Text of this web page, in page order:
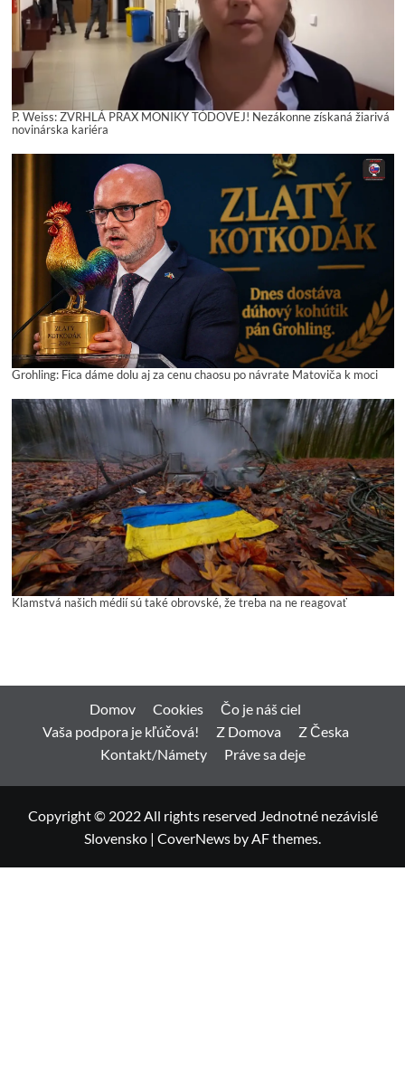
P. Weiss: ZVRHLÁ PRAX MONIKY TÓDOVEJ! Nezákonne získaná žiarivá
novinárska kariéra
Grohling: Fica dáme dolu aj za cenu chaosu po návrate Matoviča k moci
Klamstvá našich médií sú také obrovské, že treba na ne reagovať
Domov Cookies
Čo je náš ciel
Vaša podpora je kľúčová!
Z Domova
Z Česka
Kontakt/Námety
Práve sa deje
Copyright © 2022 All rights reserved Jednotné nezávislé
Slovensko | CoverNews by AF themes.